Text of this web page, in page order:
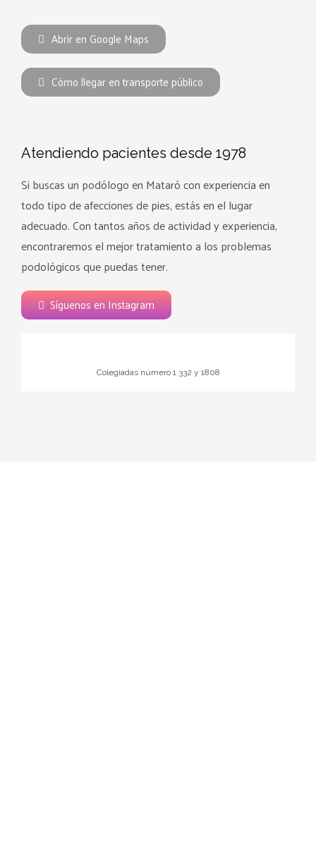
Abrir en Google Maps
Cómo llegar en transporte público
Atendiendo pacientes desde 1978
Si buscas un podólogo en Mataró con experiencia en
todo tipo de afecciones de pies, estás en el lugar
adecuado. Con tantos años de actividad y experiencia,
encontraremos el mejor tratamiento a los problemas
podológicos que puedas tener.
Síguenos en Instagram
Colegiadas número 1.332 y 1808